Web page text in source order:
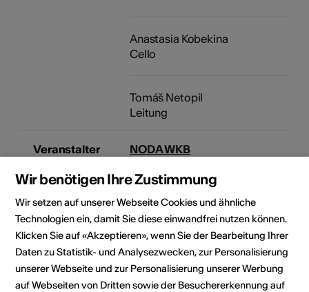
Anastasia Kobekina
Cello
Tomáš Netopil
Leitung
Veranstalter
NODA WKB
Sitten
1950 Sion
Telefon +41 27 563 70 71
Reservationen +41 27 563 70 71
E-Mail
Webseite
Wir benötigen Ihre Zustimmung
Wir setzen auf unserer Webseite Cookies und ähnliche
Technologien ein, damit Sie diese einwandfrei nutzen können.
Klicken Sie auf «Akzeptieren», wenn Sie der Bearbeitung Ihrer
Daten zu Statistik- und Analysezwecken, zur Personalisierung
unserer Webseite und zur Personalisierung unserer Werbung
auf Webseiten von Dritten sowie der Besuchererkennung auf